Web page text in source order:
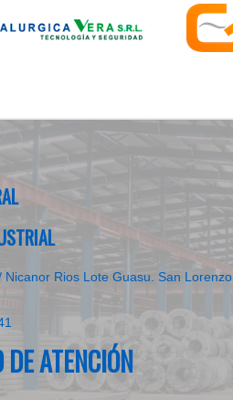
Nicanor Rios Lote Guasu. San Lorenzo,
ATENCIÓN